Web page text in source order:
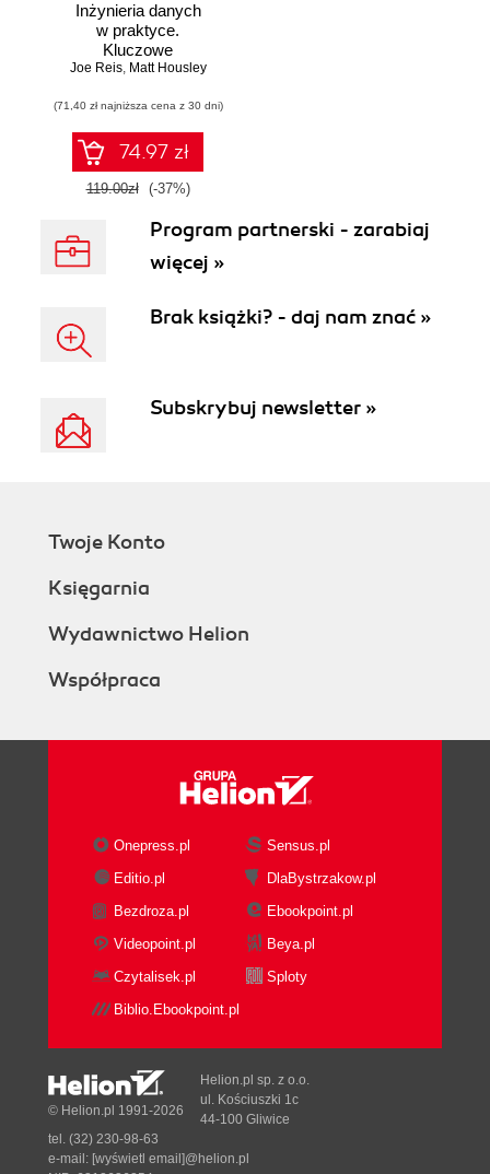
Inżynieria danych
w praktyce.
Kluczowe
koncepcje i
technologie
Joe Reis, Matt Housley
(71,40 zł najniższa cena z 30 dni)
74.97 zł
119.00zł (-37%)
Program partnerski - zarabiaj
więcej »
Brak książki? - daj nam znać »
Subskrybuj newsletter »
Twoje Konto
Księgarnia
Wydawnictwo Helion
Współpraca
Onepress.pl
Sensus.pl
Editio.pl
DlaBystrzakow.pl
Bezdroza.pl
Ebookpoint.pl
Videopoint.pl
Beya.pl
Czytalisek.pl
Sploty
Biblio.Ebookpoint.pl
© Helion.pl 1991-2026
Helion.pl sp. z o.o.
ul. Kościuszki 1c
44-100 Gliwice
tel. (32) 230-98-63
e-mail: [wyświetl email]@helion.pl